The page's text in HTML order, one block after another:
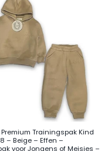
Premium Trainingspak Kind
– Beige – Effen –
voor Jongens of Meisjes –